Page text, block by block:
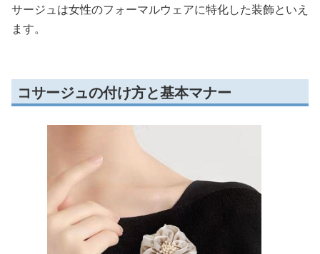
サージュは女性のフォーマルウェアに特化した装飾といえ
ます。
コサージュの付け方と基本マナー